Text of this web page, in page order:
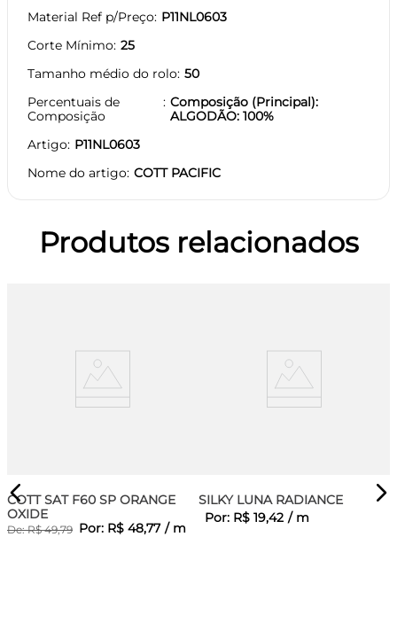
Material Ref p/Preço P11NL0603
Corte Mínimo 25
Tamanho médio do rolo 50
Percentuais de
Composição
Composição (Principal):
ALGODÃO: 100%
Artigo P11NL0603
Nome do artigo COTT PACIFIC
Produtos relacionados
COTT SAT F60 SP ORANGE
OXIDE
De:R$ 49,79 Por: R$ 48,77 / m
SILKY LUNA RADIANCE
Por: R$ 19,42 / m